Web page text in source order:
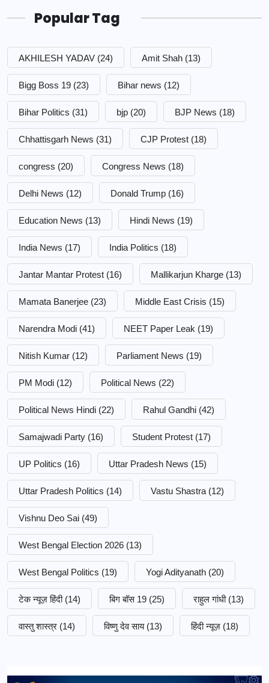
Popular Tag
AKHILESH YADAV (24) Amit Shah (13)
Bigg Boss 19 (23) Bihar news (12)
Bihar Politics (31) bjp (20) BJP News (18)
Chhattisgarh News (31) CJP Protest (18)
congress (20) Congress News (18)
Delhi News (12) Donald Trump (16)
Education News (13) Hindi News (19)
India News (17) India Politics (18)
Jantar Mantar Protest (16) Mallikarjun Kharge (13)
Mamata Banerjee (23) Middle East Crisis (15)
Narendra Modi (41) NEET Paper Leak (19)
Nitish Kumar (12) Parliament News (19)
PM Modi (12) Political News (22)
Political News Hindi (22) Rahul Gandhi (42)
Samajwadi Party (16) Student Protest (17)
UP Politics (16) Uttar Pradesh News (15)
Uttar Pradesh Politics (14) Vastu Shastra (12)
Vishnu Deo Sai (49)
West Bengal Election 2026 (13)
West Bengal Politics (19) Yogi Adityanath (20)
टेक न्यूज़ हिंदी (14) बिग बॉस 19 (25) राहुल गांधी (13)
वास्तु शास्त्र (14) विष्णु देव साय (13) हिंदी न्यूज़ (18)